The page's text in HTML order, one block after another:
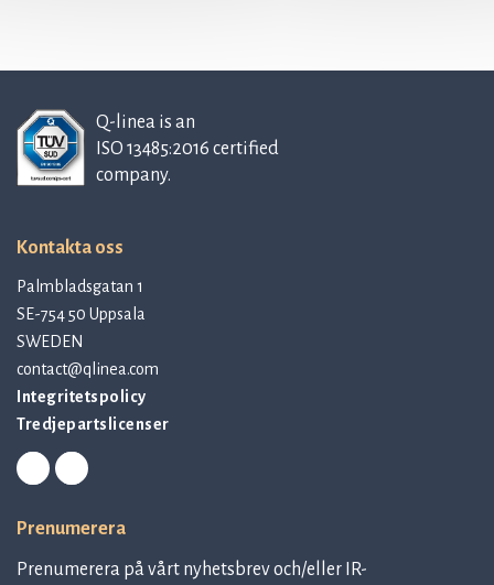
Q-linea is an
ISO 13485:2016 certified
company.
Kontakta oss
Palmbladsgatan 1
SE-754 50 Uppsala
SWEDEN
contact@qlinea.com
Integritetspolicy
Tredjepartslicenser
Prenumerera
Prenumerera på vårt nyhetsbrev och/eller IR-